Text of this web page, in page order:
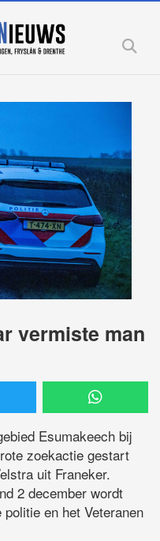
vermiste man
Esumakeech bij
zoekactie gestart
uit Franeker.
2 december wordt
en het Veteranen